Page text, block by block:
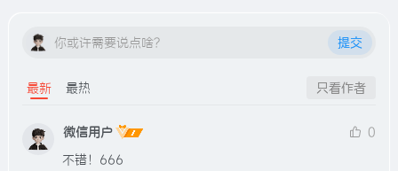
你或许需要说点啥？ 提交
最新 最热 只看作者
微信用户
0
不错！666